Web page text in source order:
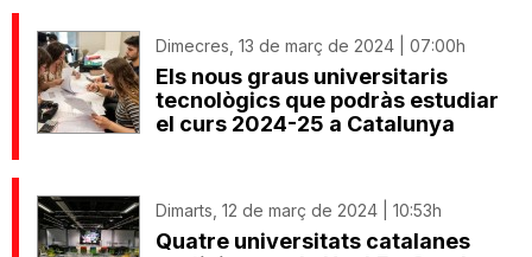
Dimecres, 13 de març de 2024 | 07:00h
Els nous graus universitaris
tecnològics que podràs estudiar
el curs 2024-25 a Catalunya
Dimarts, 12 de març de 2024 | 10:53h
Quatre universitats catalanes